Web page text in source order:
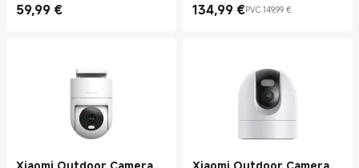
59,99 €
Current Price €59.99 134,99 €
Current Price €134.99
PVC 149,99 €
Prix de vente 149,99 €